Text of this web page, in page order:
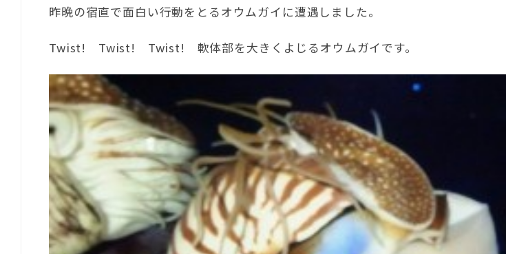
昨晩の宿直で面白い行動をとるオウムガイに遭遇しました。
Twist! Twist! Twist! 軟体部を大きくよじるオウムガイです。